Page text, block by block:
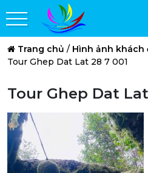
Trang chủ / Hình ảnh khách
Tour Ghep Dat Lat 28 7 001
Tour Ghep Dat